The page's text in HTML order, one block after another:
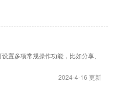
置多项常规操作功能，比如分享、
2024-4-16 更新